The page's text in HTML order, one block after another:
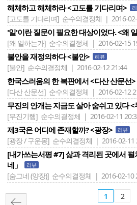
해체하고 해체하라 <고도를 기다리며>
[고도를 기다리며] 순수의결정체 | 2016-
'일'이란 질문이 필요한 대상이었다. <왜
[왜 일하는가] 순수의결정체 | 2016-02-15
불안을 재정의하다 <불안> 리뷰
[불안] 순수의결정체 | 2016-02-12 21:44
한국스러움의 한 복판에서 <다산 산문선>
[다산 산문선] 순수의결정체 | 2016-02-12
무진의 안개는 지금도 살아 숨쉬고 있다
[무진기행] 순수의결정체 | 2016-02-11
제3국은 어디에 존재할까? <광장> 리뷰
[광장 / 구운몽] 순수의결정체 | 2016-02-11
[내가쓰는서평 #7] 삶과 격리된 곳에서
네」
리뷰
[숨그네 (양장)] 순수의결정체 | 2016-02-10
1 2